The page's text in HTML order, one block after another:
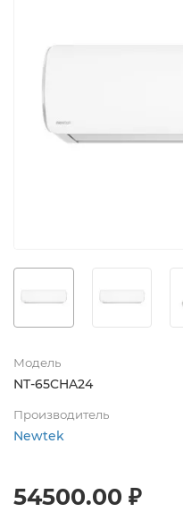
Модель
NT-65CHA24
Производитель
Newtek
54500.00 ₽